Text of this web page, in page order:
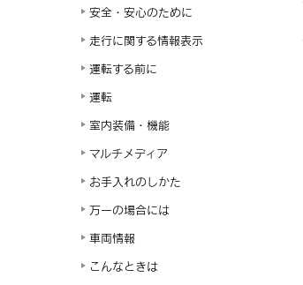
安全・安心のために
走行に関する情報表示
運転する前に
運転
室内装備・機能
マルチメディア
お手入れのしかた
万一の場合には
車両情報
こんなときは